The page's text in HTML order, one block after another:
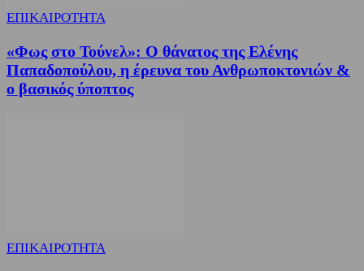
ΕΠΙΚΑΙΡΟΤΗΤΑ
«Φως στο Τούνελ»: Ο θάνατος της Ελένης
Παπαδοπούλου, η έρευνα του Ανθρωποκτονιών &
ο βασικός ύποπτος
ΕΠΙΚΑΙΡΟΤΗΤΑ